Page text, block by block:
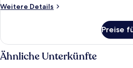
Betten
Weitere Details
Weitere
Mehrere
Betten
Preise
Ähnliche Unterkünfte